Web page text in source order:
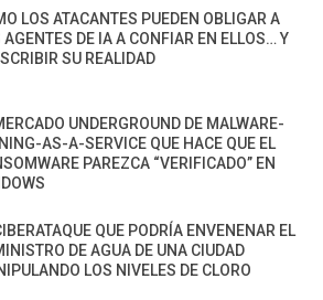
LOS ATACANTES PUEDEN OBLIGAR A
AGENTES DE IA A CONFIAR EN ELLOS… Y
SU REALIDAD
UNDERGROUND DE MALWARE-
AS-A-SERVICE QUE HACE QUE EL
PAREZCA “VERIFICADO” EN
QUE PODRÍA ENVENENAR EL
DE AGUA DE UNA CIUDAD
LOS NIVELES DE CLORO